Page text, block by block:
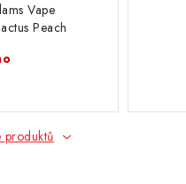
Vape
Peach
produktů